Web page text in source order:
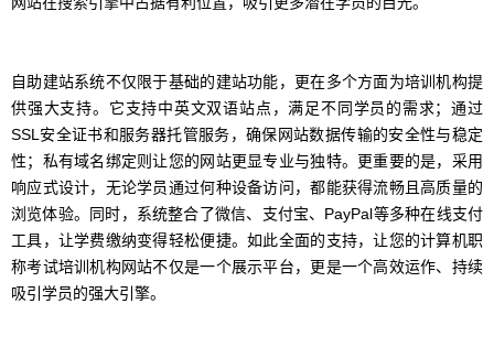
自助建站系统不仅限于基础的建站功能，更在多个方面为培训机构提
供强大支持。它支持中英文双语站点，满足不同学员的需求；通过
SSL安全证书和服务器托管服务，确保网站数据传输的安全性与稳定
性；私有域名绑定则让您的网站更显专业与独特。更重要的是，采用
响应式设计，无论学员通过何种设备访问，都能获得流畅且高质量的
浏览体验。同时，系统整合了微信、支付宝、PayPal等多种在线支付
工具，让学费缴纳变得轻松便捷。如此全面的支持，让您的计算机职
称考试培训机构网站不仅是一个展示平台，更是一个高效运作、持续
吸引学员的强大引擎。